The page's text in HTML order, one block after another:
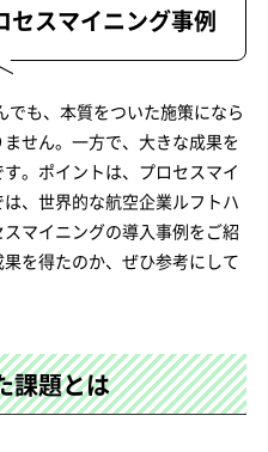
セスマイニング事例
も、本質をついた施策になら
せん。一方で、大きな成果を
。ポイントは、プロセスマイ
、世界的な航空企業ルフトハ
マイニングの導入事例をご紹
を得たのか、ぜひ参考にして
課題とは